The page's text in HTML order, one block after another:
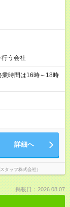
う会社
時間は16時～18時
詳細へ
タッフ株式会社）
掲載日：2026.08.07